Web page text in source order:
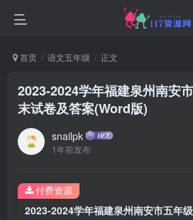
首页 语文五年级 正文
2023-2024学年福建泉州南安
末试卷及答案(Word版)
snailpk
1年前发布
付费资源